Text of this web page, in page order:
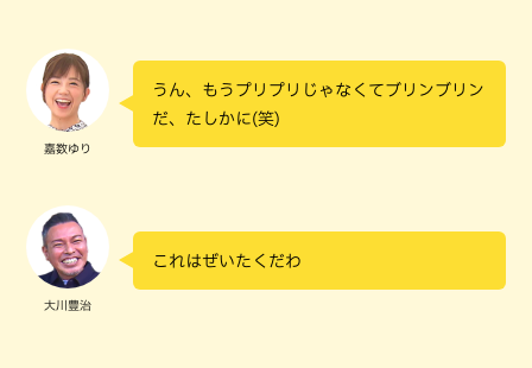
嘉数ゆり
うん、もうプリプリじゃなくてブリンブリン
だ、たしかに(笑)
大川豊治
これはぜいたくだわ